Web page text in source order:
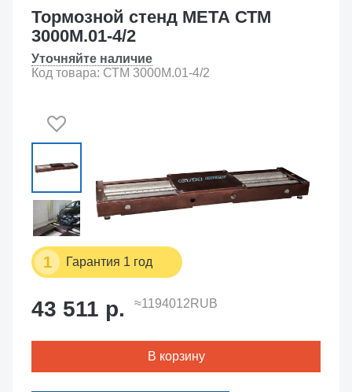
1 Гарантия 1 год
Тормозной стенд МЕТА СТМ
3000М.01-4/2
Уточняйте наличие
Код товара: СТМ 3000М.01-4/2
43 511 р. ≈1194012RUB
В корзину